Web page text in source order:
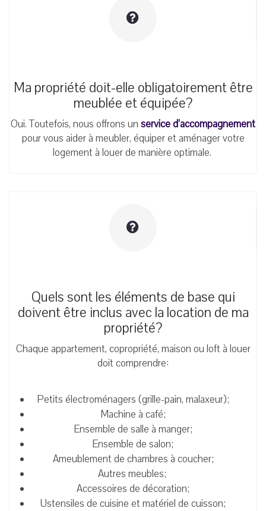
Ma propriété doit-elle obligatoirement être
meublée et équipée?
Oui. Toutefois, nous offrons un service d’accompagnement
pour vous aider à meubler, équiper et aménager votre
logement à louer de manière optimale.
Quels sont les éléments de base qui
doivent être inclus avec la location de ma
propriété?
Chaque appartement, copropriété, maison ou loft à louer
doit comprendre:
Petits électroménagers (grille-pain, malaxeur);
Machine à café;
Ensemble de salle à manger;
Ensemble de salon;
Ameublement de chambres à coucher;
Autres meubles;
Accessoires de décoration;
Ustensiles de cuisine et matériel de cuisson;